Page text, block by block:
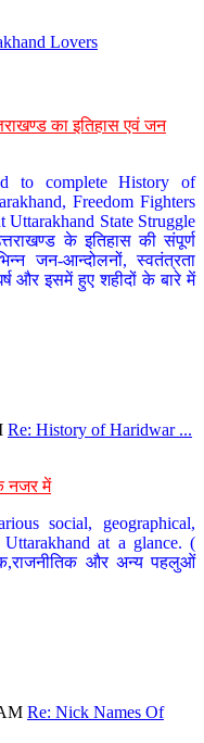
Lovers
का इतिहास एवं जन
to complete History of
Freedom Fighters
State Struggle
के इतिहास की संपूर्ण
जन-आन्दोलनों, स्वतंत्रता
और इसमें हुए शहीदों के बारे में
Re: History of Haridwar ...
नजर में
social, geographical,
at a glance. (
और अन्य पहलुओं
Re: Nick Names Of